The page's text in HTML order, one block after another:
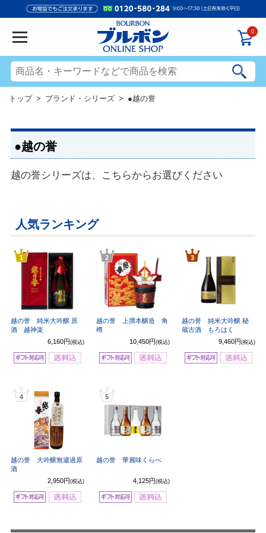
0
トップ> ブランド・シリーズ > ●越の誉
●越の誉
越の誉シリーズは、こちらからお選びください
人気ランキング
1
越の誉 純米大吟醸 原
酒 越神楽
6,160円 (税込)
2
越の誉 上撰本醸造 角
樽
10,450円 (税込)
3
越の誉 純米大吟醸 秘
蔵古酒 もろはく
9,460円(税込)
4
越の誉 大吟醸無濾過原
酒
2,950円 (税込)
5
越の誉 華麗味くらべ
4,125円 (税込)